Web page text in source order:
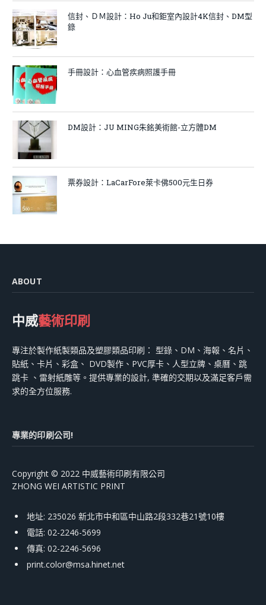
信封、ＤＭ設計：Ho Ju和鉅室內設計4K信封、DM型
錄
手冊設計：心血管疾病照護手冊
DM設計：JU MING朱銘美術館-立方體DM
票券設計：LaCarFore萊卡佛500元生日券
ABOUT
中威藝術印刷
專注於製作紙製類品及塑膠類品印刷： 型錄、DM、海報、名片、
貼紙、卡片、彩盒、 DVD製作、PVC厚卡、人型立牌、桌曆、跳
跳卡 、雷射紙雕等。提供專業的設計, 準確的交期以及滿足客戶需
求的全方位服務.
專業的印刷公司!
Copyright © 2022 中威藝術印刷有限公司
ZHONG WEI ARTISTIC PRINT
地址: 235026 新北市中和區中山路2段332巷21號10樓
電話: 02-2246-5699
傳真: 02-2246-5696
print.color@msa.hinet.net